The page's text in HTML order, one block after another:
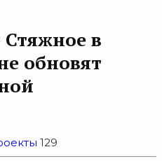
в
обновят
129